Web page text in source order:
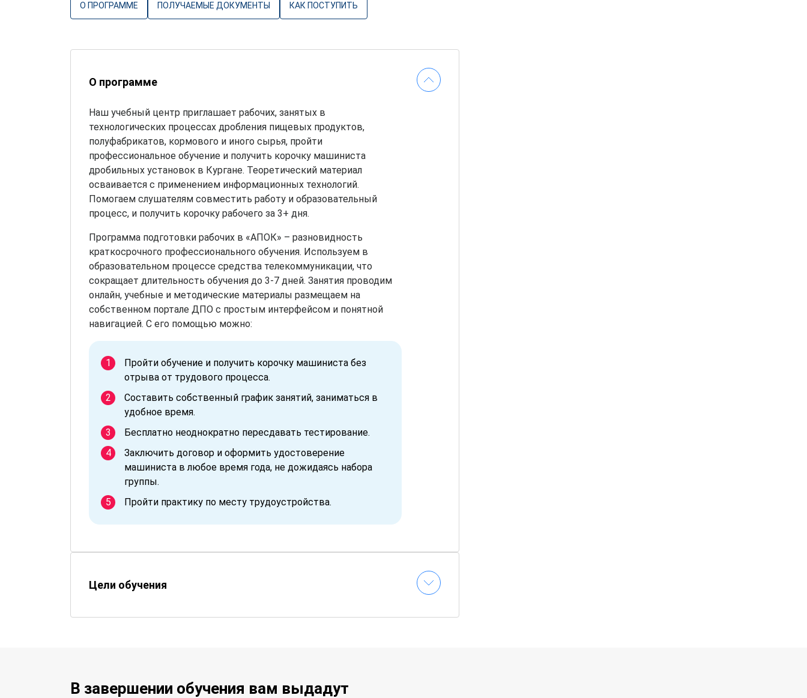
О ПРОГРАММЕ ПОЛУЧАЕМЫЕ ДОКУМЕНТЫ КАК ПОСТУПИТЬ
О программе
Наш учебный центр приглашает рабочих, занятых в
технологических процессах дробления пищевых продуктов,
полуфабрикатов, кормового и иного сырья, пройти
профессиональное обучение и получить корочку машиниста
дробильных установок в Кургане. Теоретический материал
осваивается с применением информационных технологий.
Помогаем слушателям совместить работу и образовательный
процесс, и получить корочку рабочего за 3+ дня.
Программа подготовки рабочих в «АПОК» – разновидность
краткосрочного профессионального обучения. Используем в
образовательном процессе средства телекоммуникации, что
сокращает длительность обучения до 3-7 дней. Занятия проводим
онлайн, учебные и методические материалы размещаем на
собственном портале ДПО с простым интерфейсом и понятной
навигацией. С его помощью можно:
Пройти обучение и получить корочку машиниста без
отрыва от трудового процесса.
Составить собственный график занятий, заниматься в
удобное время.
Бесплатно неоднократно пересдавать тестирование.
Заключить договор и оформить удостоверение
машиниста в любое время года, не дожидаясь набора
группы.
Пройти практику по месту трудоустройства.
Цели обучения
В завершении обучения вам выдадут